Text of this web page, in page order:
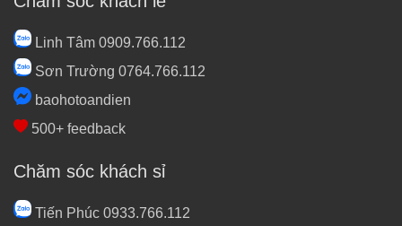
Linh Tâm 0909.766.112
Sơn Trường 0764.766.112
baohotoandien
500+ feedback
Chăm sóc khách sỉ
Tiến Phúc 0933.766.112